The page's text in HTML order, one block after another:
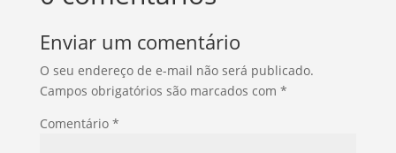
Enviar um comentário
O seu endereço de e-mail não será publicado.
Campos obrigatórios são marcados com *
Comentário *